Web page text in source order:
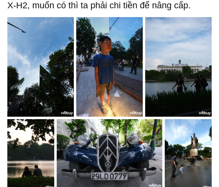
X-H2, muốn có thì ta phải chi tiền để nâng cấp.